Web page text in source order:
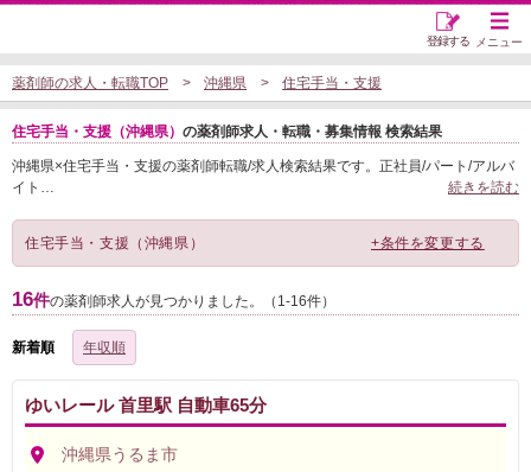
メニュー
登録する
薬剤師の求人・転職TOP 沖縄県 住宅手当・支援
住宅手当・支援（沖縄県） の薬剤師求人・転職・募集情報 検索結果
沖縄県×住宅手当・支援の薬剤師転職/求人検索結果です。正社員/パート/アルバ
イト … 続きを読む
住宅手当・支援（沖縄県） +条件を変更する
16件の薬剤師求人が見つかりました。（1-16件）
新着順 年収順
ゆいレール 首里駅 自動車65分
沖縄県うるま市